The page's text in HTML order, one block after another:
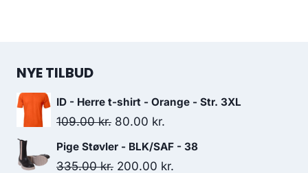
NYE TILBUD
ID - Herre t-shirt - Orange - Str. 3XL
109.00kr. Original
price
was:
80.00 kr.
price
is:
Pige Støvler - BLK/SAF - 38
335.00kr. Original
200.00 kr.